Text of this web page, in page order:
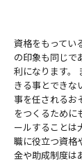
資格をもってい
の印象も同じで
利になります。
きる事とできな
事を任されるお
をつくるために
ールすることは
職に役立つ資格
金や助成制度は